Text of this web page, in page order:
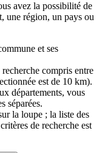
avez la possibilité de
une région, un pays ou
et ses
compris entre
est de 10 km).
départements, vous
séparées.
la loupe ; la liste des
de recherche est